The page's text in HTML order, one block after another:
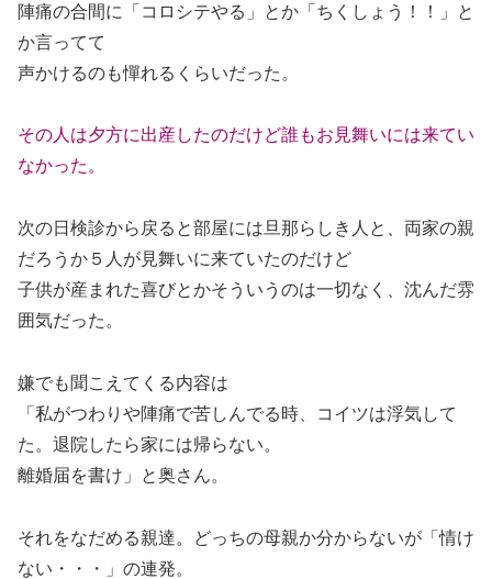
陣痛の合間に「コロシテやる」とか「ちくしょう！！」と
か言ってて
声かけるのも憚れるくらいだった。
その人は夕方に出産したのだけど誰もお見舞いには来てい
なかった。
次の日検診から戻ると部屋には旦那らしき人と、両家の親
だろうか５人が見舞いに来ていたのだけど
子供が産まれた喜びとかそういうのは一切なく、沈んだ雰
囲気だった。
嫌でも聞こえてくる内容は
「私がつわりや陣痛で苦しんでる時、コイツは浮気して
た。退院したら家には帰らない。
離婚届を書け」と奥さん。
それをなだめる親達。どっちの母親か分からないが「情け
ない・・・」の連発。